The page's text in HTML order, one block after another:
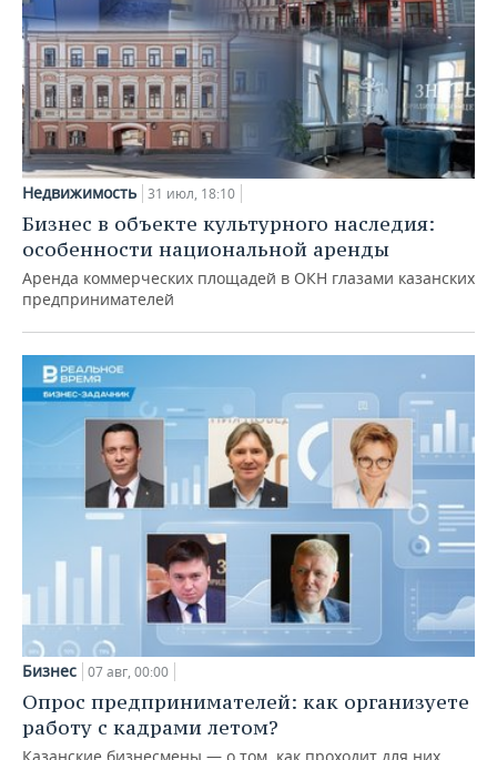
Недвижимость 31 июл, 18:10
Бизнес в объекте культурного наследия:
особенности национальной аренды
Аренда коммерческих площадей в ОКН глазами казанских
предпринимателей
Бизнес 07 авг, 00:00
Опрос предпринимателей: как организуете
работу с кадрами летом?